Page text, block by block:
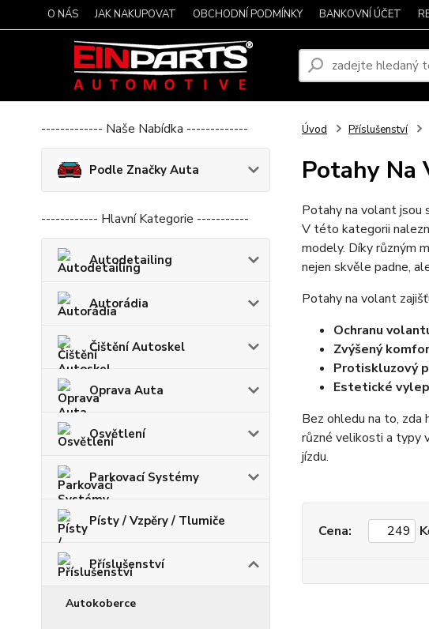
O NÁS JAK NAKUPOVAT OBCHODNÍ PODMÍNKY BANKOVNÍ ÚČET
------------- Naše Nabídka -------------
Podle Značky Auta
------------ Hlavní Kategorie -----------
Autodetailing
Autorádia
Čištění Autoskel
Oprava Auta
Osvětlení
Parkovací Systémy
Písty / Vzpěry / Tlumiče
Příslušenství
Autokoberce
Úvod Příslušenství
Potahy Na
Potahy na volant jsou
V této kategorii
modely. Díky různým
nejen skvěle padne,
Potahy na volant
Ochranu
Zvýšený
Protiskluzový
Estetické
Bez ohledu na to,
různé velikosti a typy
jízdu.
Cena: